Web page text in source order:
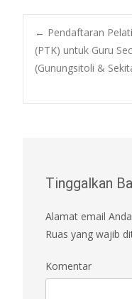
Post
← Pendaftaran
(PTK) untuk Guru
(Gunungsitoli &
Tinggalkan
Alamat email
Ruas yang wajib
Komentar